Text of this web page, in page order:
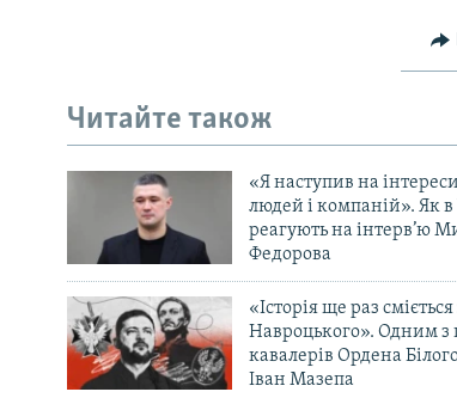
Читайте також
«Я наступив на
людей і компаній». Як в
реагують на інтерв’ю
Федорова
«Історія ще раз сміється
Навроцького». Одним
кавалерів Ордена
Іван Мазепа